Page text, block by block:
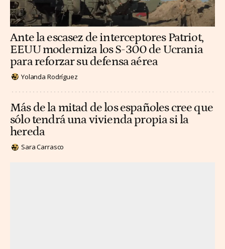
Ante la escasez de interceptores Patriot,
EEUU moderniza los S-300 de Ucrania
para reforzar su defensa aérea
Yolanda Rodríguez
Más de la mitad de los españoles cree que
sólo tendrá una vivienda propia si la
hereda
Sara Carrasco